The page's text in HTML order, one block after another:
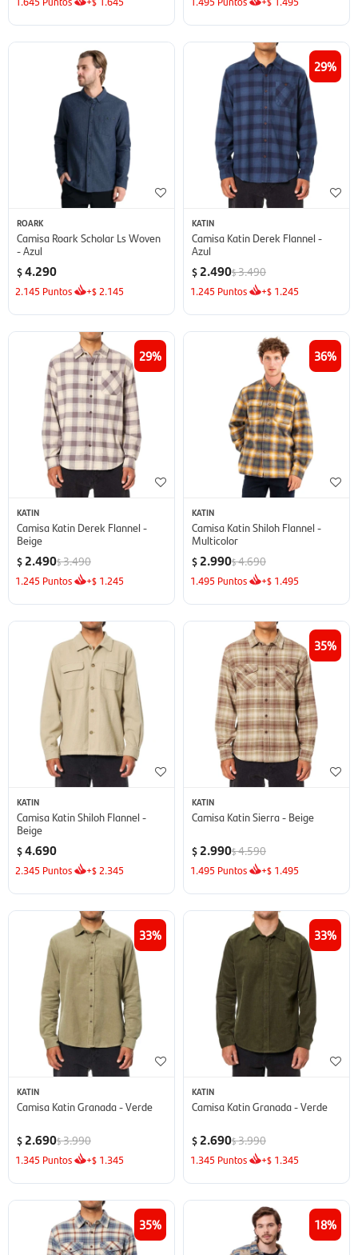
ROARK
Camisa Roark Scholar Ls Woven
- Azul
$4.290
2.145 Puntos +$ 2.145
29
KATIN
Camisa Katin Derek Flannel -
Azul
$ 2.490$3.490
1.245 Puntos +$ 1.245
29
KATIN
Camisa Katin Derek Flannel -
Beige
$ 2.490$3.490
1.245 Puntos +$ 1.245
36
KATIN
Camisa Katin Shiloh Flannel -
Multicolor
$ 2.990$4.690
1.495 Puntos +$ 1.495
KATIN
Camisa Katin Shiloh Flannel -
Beige
$4.690
2.345 Puntos +$ 2.345
35
KATIN
Camisa Katin Sierra - Beige
$ 2.990$4.590
1.495 Puntos +$ 1.495
33
KATIN
Camisa Katin Granada - Verde
$ 2.690$3.990
1.345 Puntos +$ 1.345
33
KATIN
Camisa Katin Granada - Verde
$ 2.690$3.990
1.345 Puntos +$ 1.345
35 18